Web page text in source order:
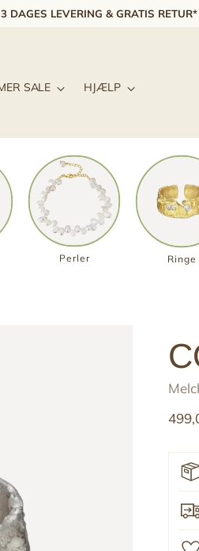
STJERNET SMYKKEUNIVERS ★★★★★
SALE HJÆLP
Perler Ringe